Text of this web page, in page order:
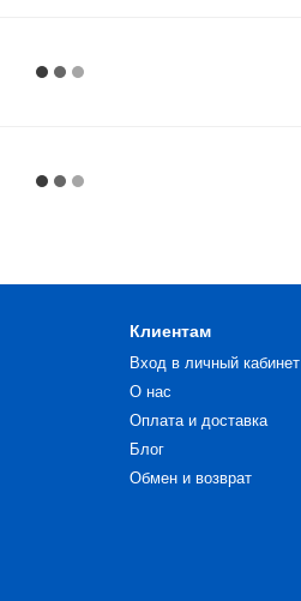
Клиентам
Вход в личный кабинет
О нас
Оплата и доставка
Блог
Обмен и возврат